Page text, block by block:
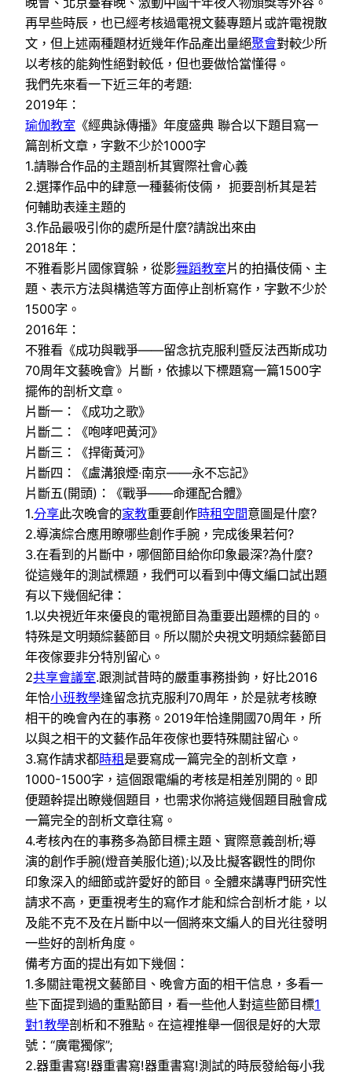
再早些時辰，也已經考核過電視文藝專題片或許電視散
文，但上述兩種題材近幾年作品產出量絕聚會對較少所
以考核的能夠性絕對較低，但也要做恰當懂得。
我們先來看一下近三年的考題:
2019年：
瑜伽教室 《經典詠傳播》年度盛典 聯合以下題目寫一
篇剖析文章，字數不少於1000字
1.請聯合作品的主題剖析其實際社會心義
2.選擇作品中的肆意一種藝術伎倆， 扼要剖析其是若
何輔助表達主題的
3.作品最吸引你的處所是什麼?請說出來由
2018年：
不雅看影片國傢寶躲，從影舞蹈教室片的拍攝伎倆、主
題、表示方法與構造等方面停止剖析寫作，字數不少於
1500字。
2016年：
不雅看《成功與戰爭——留念抗克服利暨反法西斯成功
70周年文藝晚會》片斷，依據以下標題寫一篇1500字
擺佈的剖析文章。
片斷一：《成功之歌》
片斷二：《咆哮吧黃河》
片斷三：《捍衛黃河》
片斷四：《盧溝狼煙·南京——永不忘記》
片斷五(開頭)：《戰爭——命運配合體》
1.分享此次晚會的家教重要創作時租空間意圖是什麼?
2.導演綜合應用瞭哪些創作手腕，完成後果若何?
3.在看到的片斷中，哪個節目給你印象最深?為什麼?
從這幾年的測試標題，我們可以看到中傳文編口試出題
有以下幾個紀律：
1.以央視近年來優良的電視節目為重要出題標的目的。
特殊是文明類綜藝節目。所以關於央視文明類綜藝節目
年夜傢要非分特別留心。
2共享會議室.跟測試昔時的嚴重事務掛鉤，好比2016
年恰小班教學逢留念抗克服利70周年，於是就考核瞭
相干的晚會內在的事務。2019年恰逢開國70周年，所
以與之相干的文藝作品年夜傢也要特殊關註留心。
3.寫作請求都時租 是要寫成一篇完全的剖析文章，
1000-1500字，這個跟電編的考核是相差別開的。即
便題幹提出瞭幾個題目，也需求你將這幾個題目融會成
一篇完全的剖析文章往寫。
4.考核內在的事務多為節目標主題、實際意義剖析;導
演的創作手腕(燈音美服化道);以及比擬客觀性的問你
印象深入的細節或許愛好的節目。全體來講專門研究性
請求不高，更重視考生的寫作才能和綜合剖析才能，以
及能不克不及在片斷中以一個將來文編人的目光往發明
一些好的剖析角度。
備考方面的提出有如下幾個：
1.多關註電視文藝節目、晚會方面的相干信息，多看一
些下面提到過的重點節目，看一些他人對這些節目標1
對1教學剖析和不雅點。在這裡推舉一個很是好的大眾
號：“廣電獨傢”;
2.器重書寫!器重書寫!器重書寫!測試的時辰發給每小我